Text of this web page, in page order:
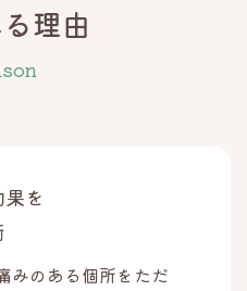
理由
を
みのある個所をただ